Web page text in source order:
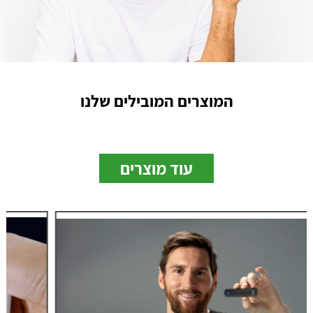
המוצרים המובילים שלנו
עוד מוצרים